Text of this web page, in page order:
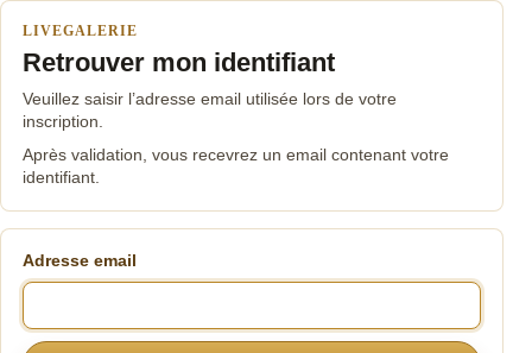
LIVEGALERIE
Retrouver mon identifiant
Veuillez saisir l’adresse email utilisée lors de votre
inscription.
Après validation, vous recevrez un email contenant votre
identifiant.
Adresse email